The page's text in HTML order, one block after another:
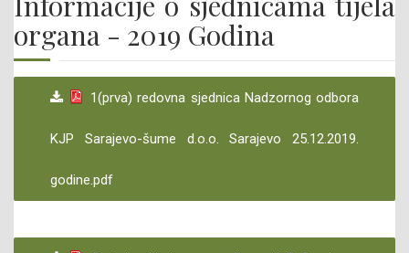
organa - 2019 Godina
1(prva) redovna sjednica Nadzornog odbora
KJP Sarajevo-šume d.o.o. Sarajevo 25.12.2019.
godine.pdf